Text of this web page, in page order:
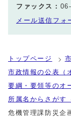
ファックス：
メール送信フォ
トップページ
市政情報の公表（
要綱・要領等のオ
所属名からさがす
危機管理課防災企